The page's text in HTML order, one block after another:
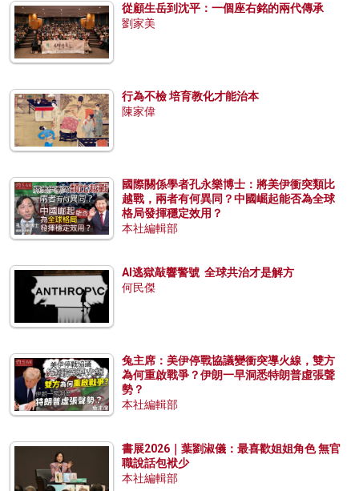
從顧生岳到沈平：一個座右銘的兩代傳承
劉家美
行為不檢 培育教化才能治本
陳家偉
國際關係學者孔永樂博士：將美伊衝突類比
越戰，兩者有何異同？中國崛起能否為全球
格局發揮穩定效用？
本社編輯部
AI逃獄敲響警號 全球共治才是解方
何民傑
兔主席：美伊停戰協議變衝突導火線，雙方
為何重啟戰爭？伊朗一早洞悉特朗普虛張聲
勢？
本社編輯部
書展2026｜葉劉淑儀：最喜歡姐姐角色 無官
職說話包袱少
本社編輯部